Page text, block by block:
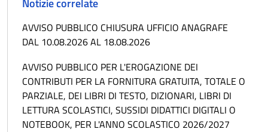
Notizie correlate
AVVISO PUBBLICO CHIUSURA UFFICIO ANAGRAFE
DAL 10.08.2026 AL 18.08.2026
AVVISO PUBBLICO PER L'EROGAZIONE DEI
CONTRIBUTI PER LA FORNITURA GRATUITA, TOTALE O
PARZIALE, DEI LIBRI DI TESTO, DIZIONARI, LIBRI DI
LETTURA SCOLASTICI, SUSSIDI DIDATTICI DIGITALI O
NOTEBOOK, PER L'ANNO SCOLASTICO 2026/2027